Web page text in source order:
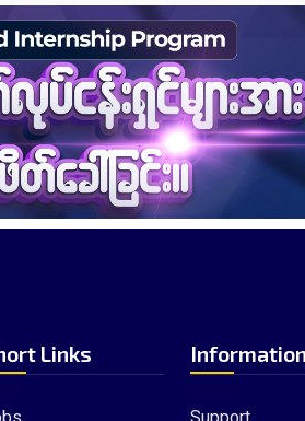
Links Information